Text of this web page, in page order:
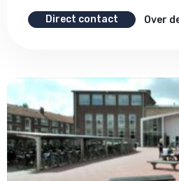
Direct contact Over